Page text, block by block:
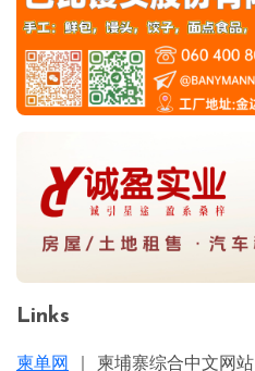
Links
柬单网
｜ 柬埔寨综合中文网站